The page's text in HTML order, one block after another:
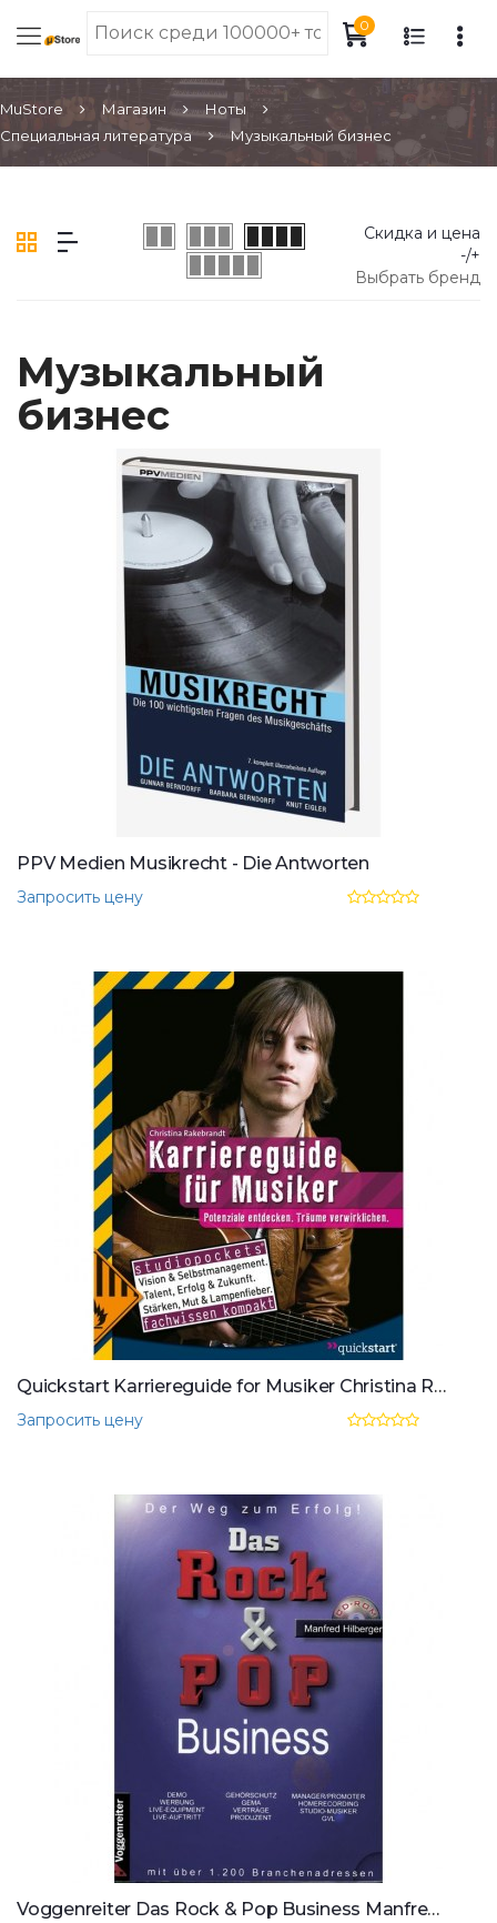
0
MuStore Магазин
Ноты
Специальная литература
Музыкальный бизнес
Скидка и цена
-/+
Выбрать бренд
Музыкальный
бизнес
PPV Medien Musikrecht - Die Antworten
Запросить цену
Quickstart Karriereguide for Musiker Christina Rakebrandt
Запросить цену
Voggenreiter Das Rock & Pop Business Manfred Hilberger,inkl. CD